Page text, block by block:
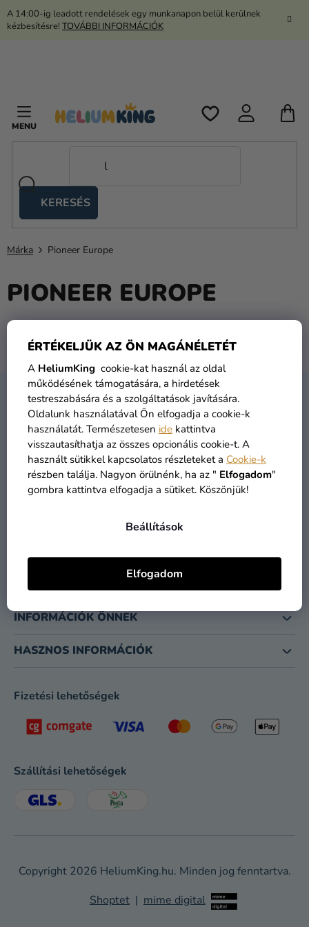
ÉRTÉKELJÜK AZ ÖN MAGÁNÉLETÉT
A HeliumKing cookie-kat használ az oldal
működésének támogatására, a hirdetések
testreszabására és a szolgáltatások javítására.
Oldalunk használatával Ön elfogadja a cookie-k
használatát. Természetesen ide kattintva
visszautasíthatja az összes opcionális cookie-t. A
használt sütikkel kapcsolatos részleteket a Cookie-k
részben találja. Nagyon örülnénk, ha az " Elfogadom"
gombra kattintva elfogadja a sütiket. Köszönjük!
Beállítások
Elfogadom
Ugrás
A 14:00-ig leadott rendelések egy munkanapon belül kerülnek
kézbesítésre! TOVÁBBI INFORMÁCIÓK
KERESÉS
sátrak
Kanekalon
Hélium
és
Lufik
Esküvő
Party
Dekoráció
és
kiegészítők
Jelmezek
Ruházat
kellékek
Témák
Személyre
szabott
termékek
Márka Pioneer Europe
PIONEER EUROPE
A márkaPioneer Europesemmilyen terméke nem
KAPCSOLAT
info@heliumking.hu
INFORMÁCIÓK ÖNNEK
HASZNOS INFORMÁCIÓK
Fizetési lehetőségek
Szállítási lehetőségek
Shoptet | mime digital
Copyright 2026 HeliumKing.hu. Minden jog fenntartva.